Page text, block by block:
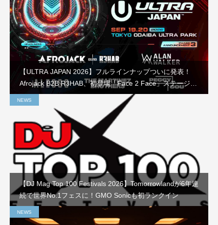
【ULTRA JAPAN 2026】フルラインナップついに発表！
Afrojack B2B R3HAB、初登場「Face 2 Face」ステージな
ど見どころを徹底解説
NEWS
【DJ Mag Top 100 Festivals 2026】Tomorrowlandが6年連
続で世界No.1フェスに！GMO Sonicも初ランクイン
NEWS